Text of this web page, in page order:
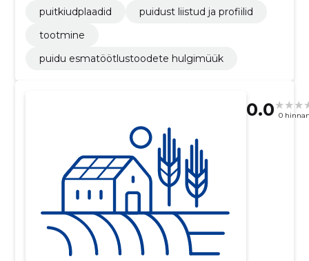
puitkiudplaadid
puidust liistud ja profiilid
tootmine
puidu esmatöötlustoodete hulgimüük
0.0 0